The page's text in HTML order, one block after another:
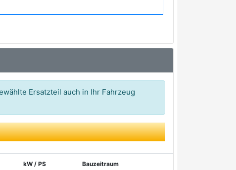
Ersatzteil auch in Ihr Fahrzeug
kW / PS Bauzeitraum